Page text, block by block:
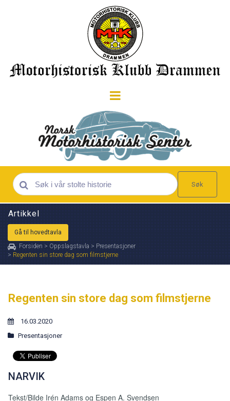
Søk
Artikkel
Gå til hovedtavla
Forsiden > Oppslagstavla > Presentasjoner
> Regenten sin store dag som filmstjerne
Regenten sin store dag som filmstjerne
16.03.2020
Presentasjoner
NARVIK
Tekst/Bilde Irén Adams og Espen A. Svendsen